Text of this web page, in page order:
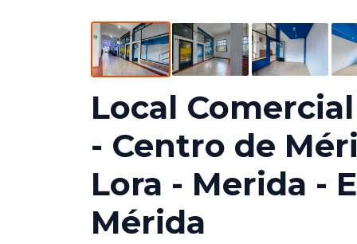
Local
- Centro de
Lora - Merida -
Mérida